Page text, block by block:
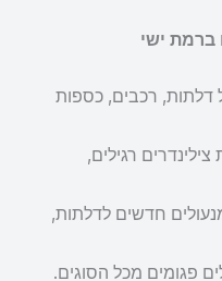
ברמת ישי
דלתות, רכבים, כספות
רגילים,
חדשים לדלתות,
פגומים מכל הסוגים.